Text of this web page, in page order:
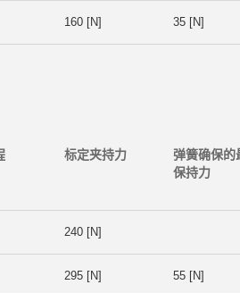
160 [N] 35 [N]
标定夹持力
弹簧确保的
保持力
240 [N]
295 [N] 55 [N]